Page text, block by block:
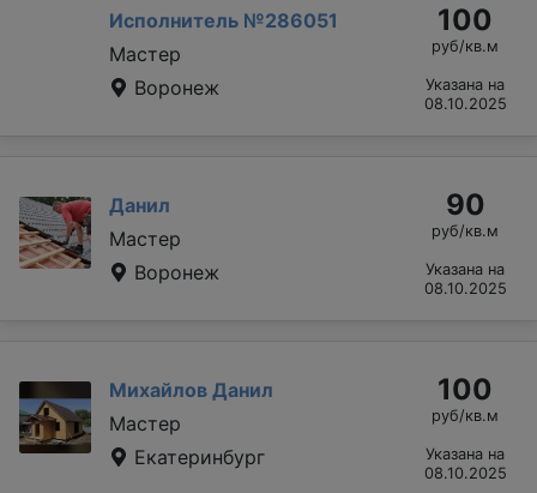
Исполнитель №286051
Мастер
Воронеж
100
руб/кв.м
Указана на
08.10.2025
Данил
Мастер
Воронеж
90
руб/кв.м
Указана на
08.10.2025
Михайлов Данил
Мастер
Екатеринбург
100
руб/кв.м
Указана на
08.10.2025